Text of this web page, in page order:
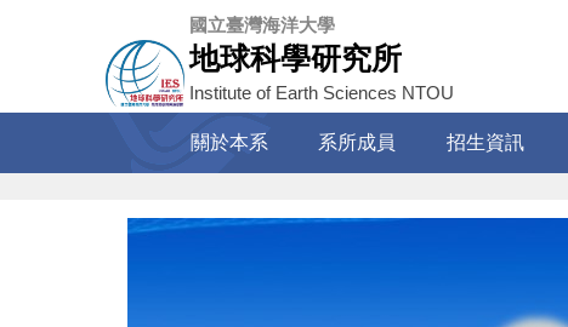
區
國立臺灣海洋大學
地球科學研究所
Institute of Earth Sciences NTOU
關於本系 系所成員 招生資訊